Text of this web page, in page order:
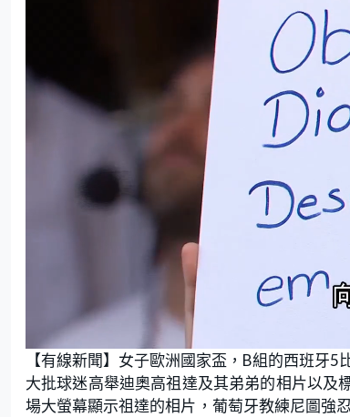
n
m
u
t
e
a
d
d
:
2
0
【有線新聞】女子歐洲國家盃，B組的西班牙
大批球迷高舉迪奧高祖達及其弟弟的相片以及
場大螢幕顯示祖達的相片，葡萄牙教練尼圖強